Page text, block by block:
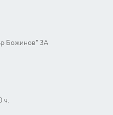
Божинов" 3А
ч.